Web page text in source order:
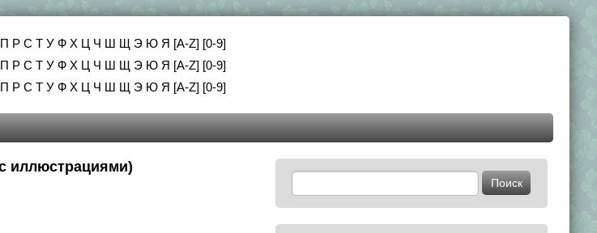
П Р С Т У Ф Х Ц Ч Ш Щ Э Ю Я [A-Z] [0-9]
П Р С Т У Ф Х Ц Ч Ш Щ Э Ю Я [A-Z] [0-9]
П Р С Т У Ф Х Ц Ч Ш Щ Э Ю Я [A-Z] [0-9]
иллюстрациями)